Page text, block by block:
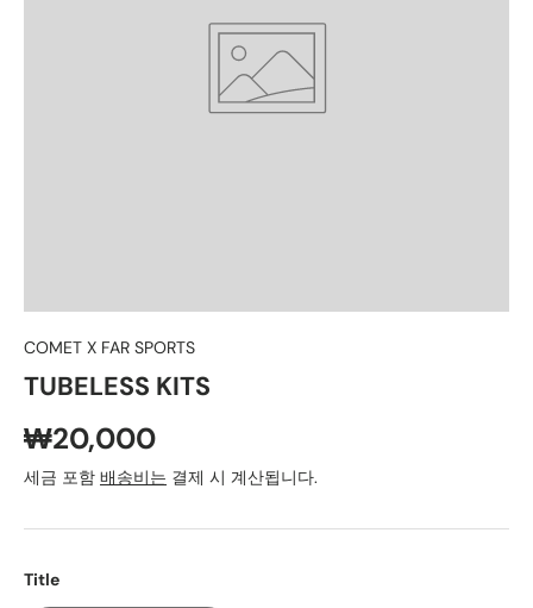
COMET X FAR SPORTS
TUBELESS KITS
₩20,000
세금 포함 배송비는 결제 시 계산됩니다.
Title